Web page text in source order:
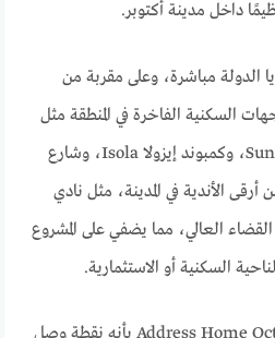
داخل مدينة أكتوبر.
الدولة مباشرة، وعلى مقربة من
السكنية الفاخرة في المنطقة مثل
كمبوند صن كابيتال Sun Capital، وكمبوند إيزولا Isola، وشارع
الأندية في المدينة، مثل نادي
العالي، مما يضفي على المشروع
السكنية أو الاستثمارية.
ويتميز موقع Address Home October Gardens بأنه نقطة وصل